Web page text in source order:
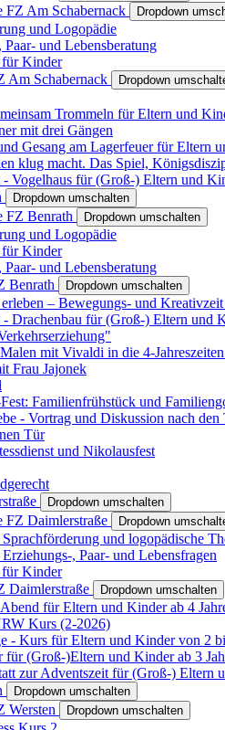
FZ Am Schabernack Dropdown
und Logopädie
Paar- und Lebensberatung
für Kinder
Am Schabernack
Dropdown
Trommeln für Eltern und
mit drei Gängen
Gesang am Lagerfeuer für Eltern
klug macht. Das Spiel,
Vogelhaus für (Groß-) Eltern und
Dropdown umschalten
FZ Benrath Dropdown umschalten
und Logopädie
für Kinder
Paar- und Lebensberatung
Benrath
Dropdown umschalten
– Bewegungs- und
Drachenbau für (Groß-) Eltern und
mit Vivaldi in die 4-
Frau Jajonek
Familienfrühstück und
- Vortrag und Diskussion nach den
Tür
und Nikolausfest
Dropdown umschalten
FZ Daimlerstraße Dropdown
und logopädische
, Paar- und Lebensfragen
für Kinder
Daimlerstraße
Dropdown umschalten
für Eltern und Kinder ab 4
Kurs (2-2026)
- Kurs für Eltern und Kinder von 2
für (Groß-)Eltern und Kinder ab 3
zur Adventszeit für (Groß-) Eltern
Dropdown umschalten
Wersten Dropdown umschalten